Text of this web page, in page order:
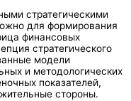
стратегическими
для формирования
финансовых
стратегического
модели
и методологических
показателей,
стороны.